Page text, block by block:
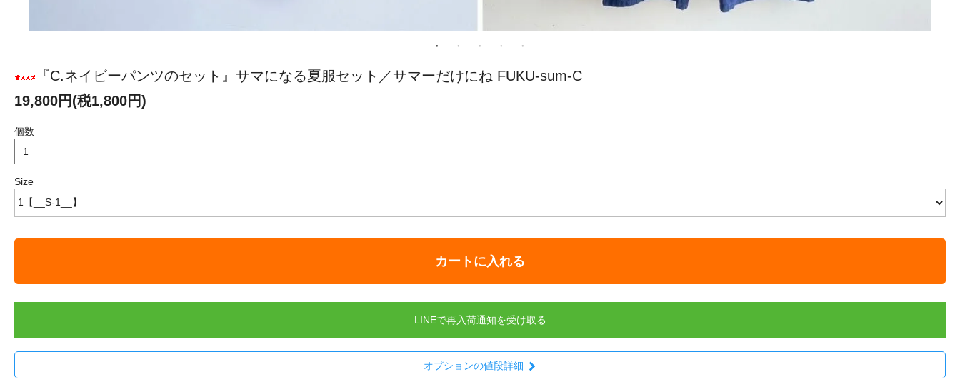
『C.ネイビーパンツのセット』サマになる夏服セット／サマーだけにね FUKU-sum-C
19,800円(税1,800円)
個数
Size
カートに入れる
LINEで再入荷通知を受け取る
オプションの値段詳細